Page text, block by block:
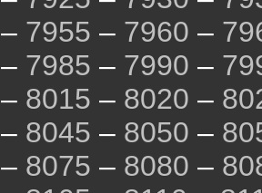
– 7955 – 7960 –
– 7985 – 7990 –
– 8015 – 8020 –
– 8045 – 8050 –
– 8075 – 8080 –